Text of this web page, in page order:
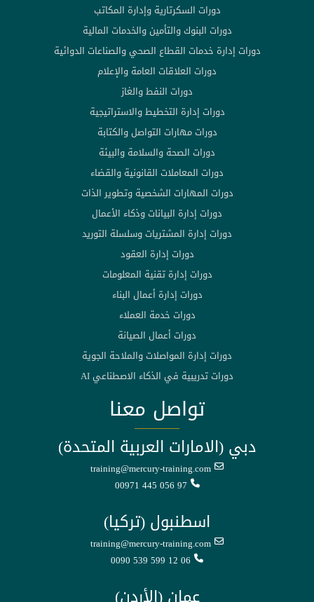
دورات السكرتارية وإدارة المكاتب
دورات البنوك والتأمين والخدمات المالية
دورات إدارة خدمات القطاع الصحي والصناعات الدوائية
دورات العلاقات العامة والإعلام
دورات النفط والغاز
دورات إدارة التخطيط والاستراتيجية
دورات مهارات التواصل والكتابة
دورات الصحة والسلامة والبيئة
دورات المعاملات القانونية والقضاء
دورات المهارات الشخصية وتطوير الذات
دورات إدارة البيانات وذكاء الأعمال
دورات إدارة المشتريات وسلسلة التوريد
دورات إدارة العقود
دورات إدارة تقنية المعلومات
دورات إدارة أعمال البناء
دورات خدمة العملاء
دورات أعمال الصيانة
دورات إدارة المواصلات والملاحة الجوية
دورات تدريبية في الذكاء الاصطناعي AI
تواصل معنا
دبي (الامارات العربية المتحدة)
training@mercury-training.com
00971 445 056 97
اسطنبول (تركيا)
training@mercury-training.com
0090 539 599 12 06